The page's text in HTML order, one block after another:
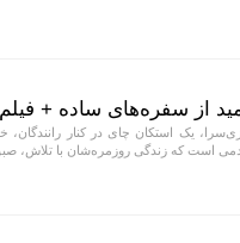
از سفره‌های ساده + فیلم
یک استکان چای در کنار
است که زندگی روزمره‌شان با تلاش،